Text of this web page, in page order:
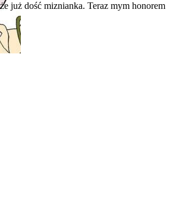
już dość miznianka. Teraz mym honorem